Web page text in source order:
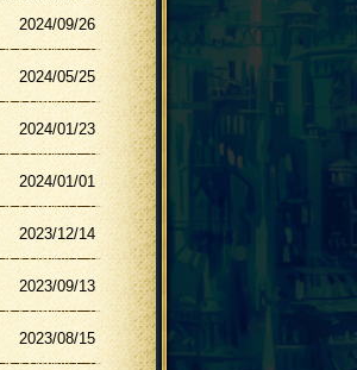
2024/09/26
2024/05/25
2024/01/23
2024/01/01
2023/12/14
2023/09/13
2023/08/15